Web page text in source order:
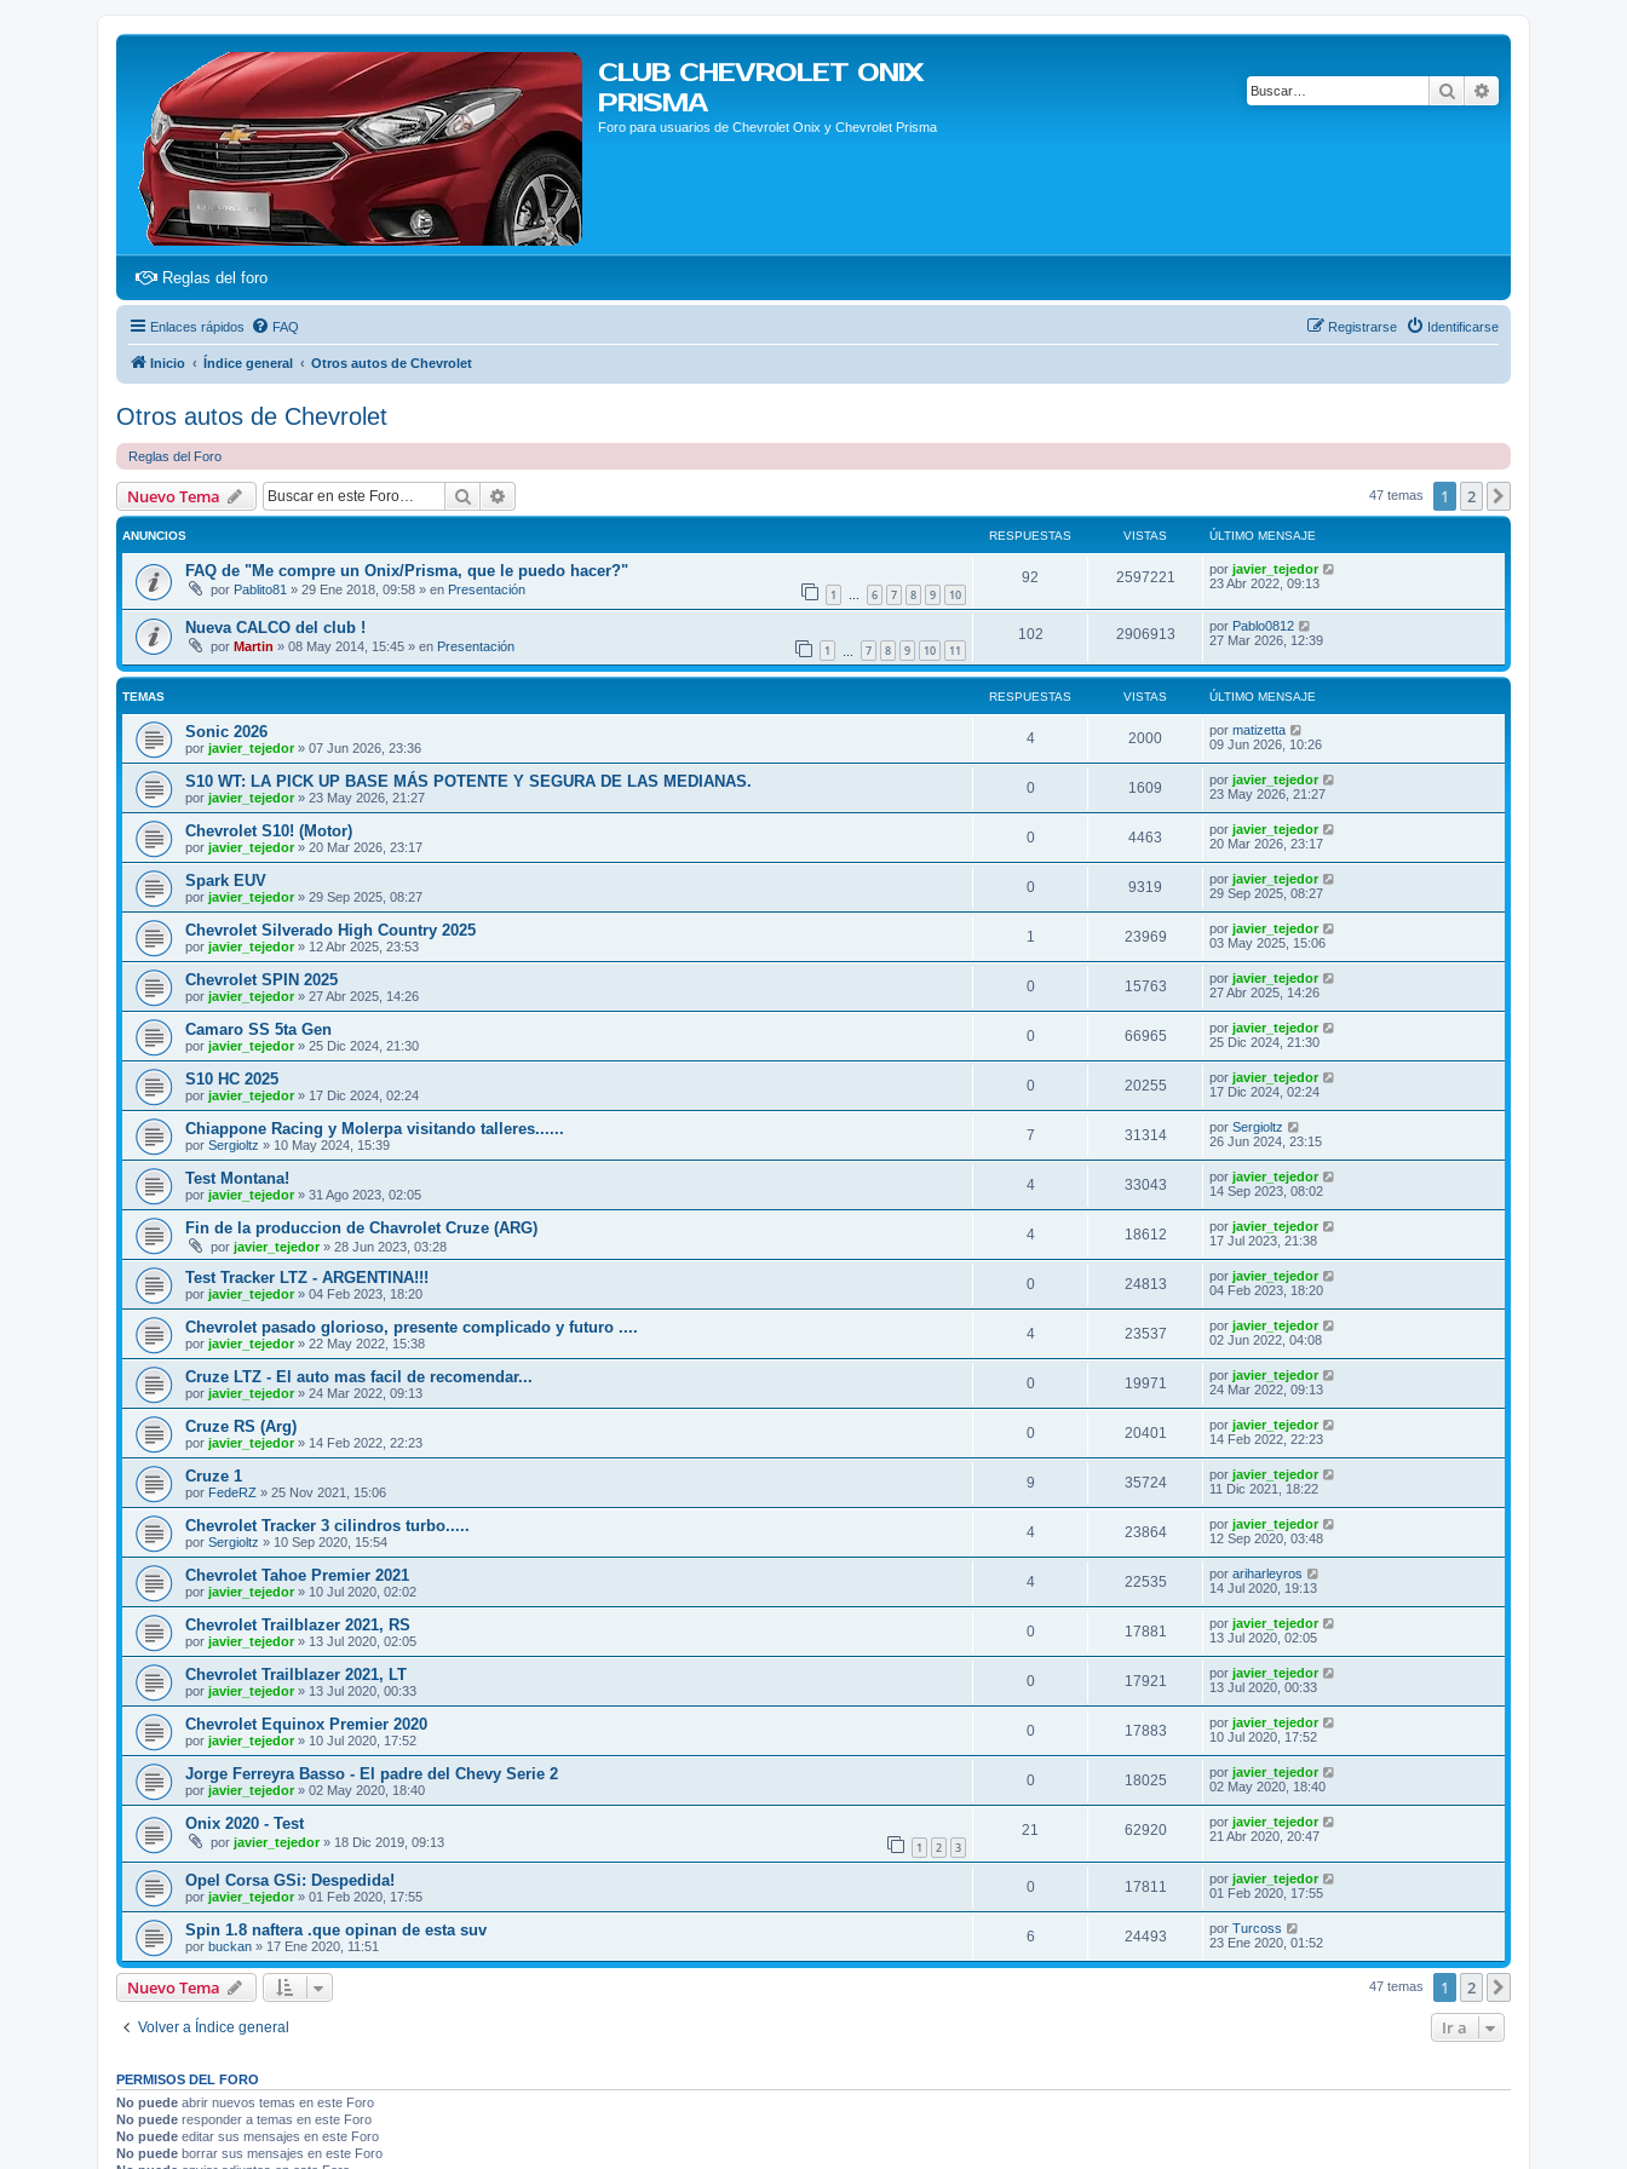
CLUB CHEVROLET ONIX
PRISMA
Foro para usuarios de Chevrolet Onix y Chevrolet Prisma
Buscar
Reglas del foro(Opens a new tab)
Enlaces rápidos FAQ Identificarse
Registrarse
Inicio Índice general Otros autos de Chevrolet
Otros autos de Chevrolet
Reglas del Foro
Nuevo Tema Buscar 47 temas 1 2
ANUNCIOS RESPUESTAS VISTAS ÚLTIMO MENSAJE
FAQ de "Me compre un Onix/Prisma, que le puedo hacer?"
por Pablito81 » 29 Ene 2018, 09:58 » en Presentación 1 … 6 7 8 9 10
92 2597221 por javier_tejedor
23 Abr 2022, 09:13
Nueva CALCO del club !
por Martin » 08 May 2014, 15:45 » en Presentación 1 7 8 9 10 11
102 2906913 por Pablo0812
27 Mar 2026, 12:39
TEMAS RESPUESTAS VISTAS ÚLTIMO MENSAJE
Sonic 2026
por javier_tejedor» 07 Jun 2026, 23:36
4 2000 por matizetta
09 Jun 2026, 10:26
S10 WT: LA PICK UP BASE MÁS POTENTE Y SEGURA DE LAS MEDIANAS.
por javier_tejedor» 23 May 2026, 21:27
0 1609 por javier_tejedor
23 May 2026, 21:27
Chevrolet S10! (Motor)
por javier_tejedor» 20 Mar 2026, 23:17
0 4463 por javier_tejedor
20 Mar 2026, 23:17
Spark EUV
por javier_tejedor» 29 Sep 2025, 08:27
0 9319 por javier_tejedor
29 Sep 2025, 08:27
Chevrolet Silverado High Country 2025
por javier_tejedor» 12 Abr 2025, 23:53
1 23969 por javier_tejedor
03 May 2025, 15:06
Chevrolet SPIN 2025
por javier_tejedor» 27 Abr 2025, 14:26
0 15763 por javier_tejedor
27 Abr 2025, 14:26
Camaro SS 5ta Gen
por javier_tejedor» 25 Dic 2024, 21:30
0 66965 por javier_tejedor
25 Dic 2024, 21:30
S10 HC 2025
por javier_tejedor» 17 Dic 2024, 02:24
0 20255 por javier_tejedor
17 Dic 2024, 02:24
Chiappone Racing y Molerpa visitando talleres......
por Sergioltz » 10 May 2024, 15:39
7 31314 por Sergioltz
26 Jun 2024, 23:15
Test Montana!
por javier_tejedor» 31 Ago 2023, 02:05
4 33043 por javier_tejedor
14 Sep 2023, 08:02
Fin de la produccion de Chavrolet Cruze (ARG)
por javier_tejedor» 28 Jun 2023, 03:28
4 18612 por javier_tejedor
17 Jul 2023, 21:38
Test Tracker LTZ - ARGENTINA!!!
por javier_tejedor» 04 Feb 2023, 18:20
0 24813 por javier_tejedor
04 Feb 2023, 18:20
Chevrolet pasado glorioso, presente complicado y futuro ....
por javier_tejedor» 22 May 2022, 15:38
4 23537 por javier_tejedor
02 Jun 2022, 04:08
Cruze LTZ - El auto mas facil de recomendar...
por javier_tejedor» 24 Mar 2022, 09:13
0 19971 por javier_tejedor
24 Mar 2022, 09:13
Cruze RS (Arg)
por javier_tejedor» 14 Feb 2022, 22:23
0 20401 por javier_tejedor
14 Feb 2022, 22:23
Cruze 1
por FedeRZ » 25 Nov 2021, 15:06
9 35724 por javier_tejedor
11 Dic 2021, 18:22
Chevrolet Tracker 3 cilindros turbo.....
por Sergioltz » 10 Sep 2020, 15:54
4 23864 por javier_tejedor
12 Sep 2020, 03:48
Chevrolet Tahoe Premier 2021
por javier_tejedor» 10 Jul 2020, 02:02
4 22535 por ariharleyros
14 Jul 2020, 19:13
Chevrolet Trailblazer 2021, RS
por javier_tejedor» 13 Jul 2020, 02:05
0 17881 por javier_tejedor
13 Jul 2020, 02:05
Chevrolet Trailblazer 2021, LT
por javier_tejedor» 13 Jul 2020, 00:33
0 17921 por javier_tejedor
13 Jul 2020, 00:33
Chevrolet Equinox Premier 2020
por javier_tejedor» 10 Jul 2020, 17:52
0 17883 por javier_tejedor
10 Jul 2020, 17:52
Jorge Ferreyra Basso - El padre del Chevy Serie 2
por javier_tejedor» 02 May 2020, 18:40
0 18025 por javier_tejedor
02 May 2020, 18:40
Onix 2020 - Test
por javier_tejedor» 18 Dic 2019, 09:13 1 2 3
21 62920 por javier_tejedor
21 Abr 2020, 20:47
Opel Corsa GSi: Despedida!
por javier_tejedor» 01 Feb 2020, 17:55
0 17811 por javier_tejedor
01 Feb 2020, 17:55
Spin 1.8 naftera .que opinan de esta suv
por buckan » 17 Ene 2020, 11:51
6 24493 por Turcoss
23 Ene 2020, 01:52
Nuevo Tema 47 temas 1 2
Volver a Índice general Ir a
PERMISOS DEL FORO
No puede abrir nuevos temas en este Foro
No puede responder a temas en este Foro
No puede editar sus mensajes en este Foro
No puede borrar sus mensajes en este Foro